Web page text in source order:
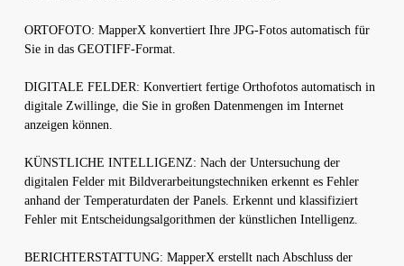
ORTOFOTO: MapperX konvertiert Ihre JPG-Fotos automatisch für
Sie in das GEOTIFF-Format.
DIGITALE FELDER: Konvertiert fertige Orthofotos automatisch in
digitale Zwillinge, die Sie in großen Datenmengen im Internet
anzeigen können.
KÜNSTLICHE INTELLIGENZ: Nach der Untersuchung der
digitalen Felder mit Bildverarbeitungstechniken erkennt es Fehler
anhand der Temperaturdaten der Panels. Erkennt und klassifiziert
Fehler mit Entscheidungsalgorithmen der künstlichen Intelligenz.
BERICHTERSTATTUNG: MapperX erstellt nach Abschluss der